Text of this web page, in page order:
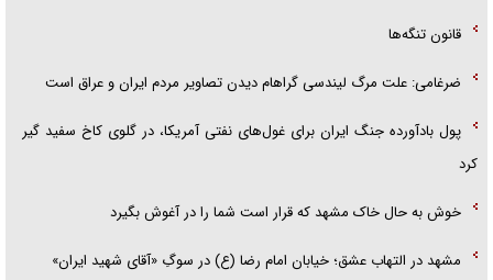
قانون تنگه‌ها
ضرغامی: علت مرگ لیندسی گراهام دیدن تصاویر مردم ایران و عراق است
پول بادآورده جنگ ایران برای غول‌های نفتی آمریکا، در گلوی کاخ سفید گیر
کرد
خوش به حال خاک مشهد که قرار است شما را در آغوش بگیرد
مشهد در التهاب عشق؛ خیابان امام رضا (ع) در سوگِ «آقای شهید ایران»